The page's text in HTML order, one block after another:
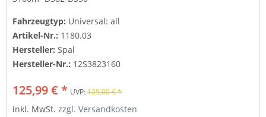
Fahrzeugtyp: Universal: all
Artikel-Nr.: 1180.03
Hersteller:Spal
Hersteller-Nr.: 12S3823160
125,99 € * UVP:129,00 € *
inkl. MwSt.zzgl. Versandkosten